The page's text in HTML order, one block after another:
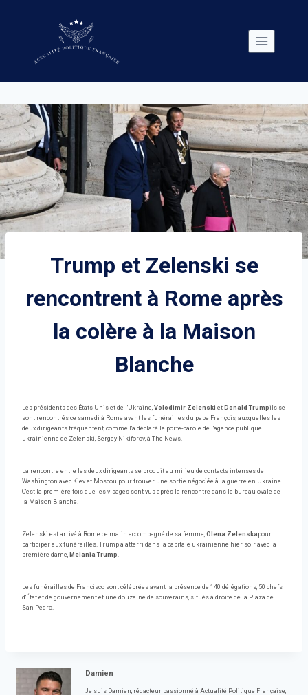
Trump et Zelenski se
rencontrent à Rome après
la colère à la Maison
Blanche
Les présidents des États-Unis et de l'Ukraine, Volodimir Zelenski et Donald Trumpils se
sont rencontrés ce samedi à Rome avant les funérailles du pape François, auxquelles les
deux dirigeants fréquentent, comme l'a déclaré le porte-parole de l'agence publique
ukrainienne de Zelenski, Sergey Nikiforov, à The News.
La rencontre entre les deux dirigeants se produit au milieu de contacts intenses de
Washington avec Kiev et Moscou pour trouver une sortie négociée à la guerre en Ukraine.
C'est la première fois que les visages sont vus après la rencontre dans le bureau ovale de
la Maison Blanche.
Zelenski est arrivé à Rome ce matin accompagné de sa femme, Olena Zelenska pour
participer aux funérailles. Trump a atterri dans la capitale ukrainienne hier soir avec la
première dame, Melania Trump.
Les funérailles de Francisco sont célébrées avant la présence de 140 délégations, 50 chefs
d'État et de gouvernement et une douzaine de souverains, situés à droite de la Plaza de
San Pedro.
Damien
Je suis Damien, rédacteur passionné à Actualité Politique Française,